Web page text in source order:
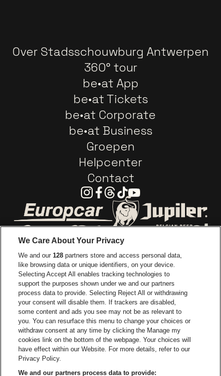
Over Stadsschouwburg Antwerpen
360° tour
be•at App
be•at Tickets
be•at Corporate
be•at Business
Groepen
Helpcenter
Contact
Instagram
Facebook
Threads
TiktokYoutube
Ga naar de website van Europcar
Ga naar de website van Coca-Cola
Ga naar de website van
Ga naar de
Ga naar de website van Champagne
Ga naar de website
Ga naar de website van Het
Ga naar de
Ga naar de website van Gazet
Ga naar de
Stadsschouwburg Antwerpen is een deel van be•at
Stadsschouwburg Antwerpen
We Care About Your Privacy
We and our128 partners store and access personal data,
like browsing data or unique identifiers, on your device.
Selecting Accept All enables tracking technologies to
support the purposes shown under we and our partners
process data to provide. Selecting Reject All or withdrawing
your consent will disable them. If trackers are disabled,
some content and ads you see may not be as relevant to
you. You can resurface this menu to change your choices or
withdraw consent at any time by clicking the Manage my
cookies link on the bottom of the webpage. Your choices will
have effect within our Website. For more details, refer to our
Privacy Policy.
We and our partners process data to provide: